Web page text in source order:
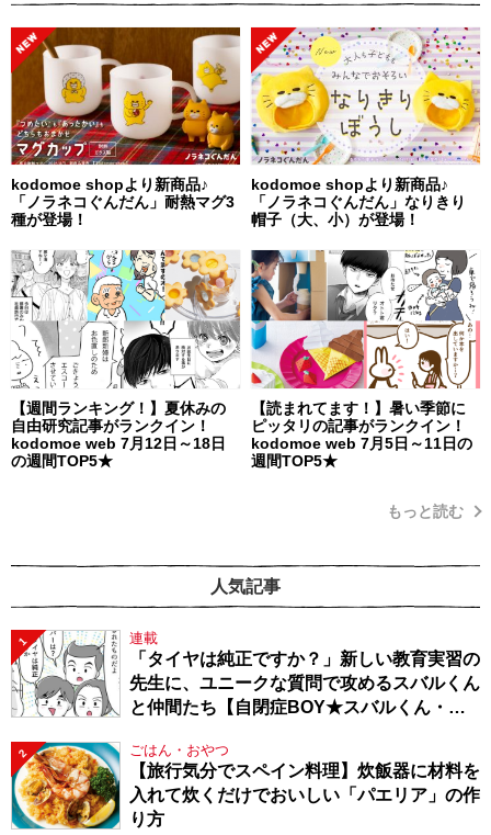
kodomoe shopより新商品♪
「ノラネコぐんだん」耐熱マグ3
種が登場！
kodomoe shopより新商品♪
「ノラネコぐんだん」なりきり
帽子（大、小）が登場！
【週間ランキング！】夏休みの
自由研究記事がランクイン！
kodomoe web 7月12日～18日
の週間TOP5★
【読まれてます！】暑い季節に
ピッタリの記事がランクイン！
kodomoe web 7月5日～11日の
週間TOP5★
もっと読む
人気記事
1 連載
「タイヤは純正ですか？」新しい教育実習の
先生に、ユニークな質問で攻めるスバルくん
と仲間たち【自閉症BOY★スバルくん・
2 ごはん・おやつ
【旅行気分でスペイン料理】炊飯器に材料を
入れて炊くだけでおいしい「パエリア」の作
り方